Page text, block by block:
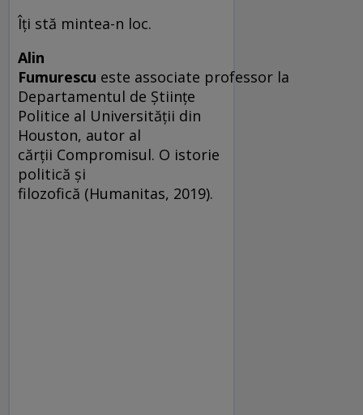
Îți stă mintea-n loc.
Alin
Fumurescu este associate professor la
Departamentul de Științe
Politice al Universității din
Houston, autor al
cărții Compromisul. O istorie
politică și
filozofică (Humanitas, 2019).